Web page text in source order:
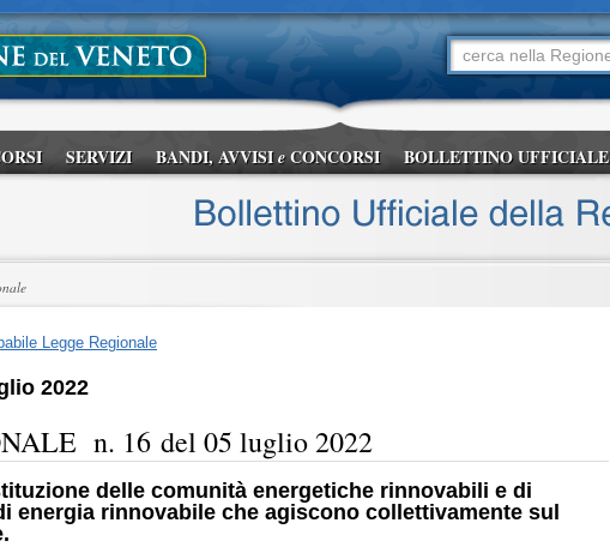
SERVIZI BANDI, AVVISIeCONCORSI BOLLETTINO UFFICIALE
Legge Regionale
2022
n. 16 del 05 luglio 2022
delle comunità energetiche rinnovabili e di
energia rinnovabile che agiscono collettivamente sul